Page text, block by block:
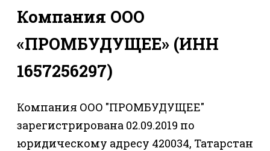
Компания ООО
«ПРОМБУДУЩЕЕ» (ИНН
1657256297)
Компания ООО "ПРОМБУДУЩЕЕ"
зарегистрирована 02.09.2019 по
юридическому адресу 420034, Татарстан